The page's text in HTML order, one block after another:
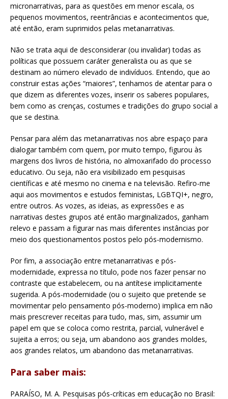
micronarrativas, para as questões em menor escala, os
pequenos movimentos, reentrâncias e acontecimentos que,
até então, eram suprimidos pelas metanarrativas.
Não se trata aqui de desconsiderar (ou invalidar) todas as
políticas que possuem caráter generalista ou as que se
destinam ao número elevado de indivíduos. Entendo, que ao
construir estas ações “maiores”, tenhamos de atentar para o
que dizem as diferentes vozes, inserir os saberes populares,
bem como as crenças, costumes e tradições do grupo social a
que se destina.
Pensar para além das metanarrativas nos abre espaço para
dialogar também com quem, por muito tempo, figurou às
margens dos livros de história, no almoxarifado do processo
educativo. Ou seja, não era visibilizado em pesquisas
científicas e até mesmo no cinema e na televisão. Refiro-me
aqui aos movimentos e estudos feministas, LGBTQI+, negro,
entre outros. As vozes, as ideias, as expressões e as
narrativas destes grupos até então marginalizados, ganham
relevo e passam a figurar nas mais diferentes instâncias por
meio dos questionamentos postos pelo pós-modernismo.
Por fim, a associação entre metanarrativas e pós-
modernidade, expressa no título, pode nos fazer pensar no
contraste que estabelecem, ou na antítese implicitamente
sugerida. A pós-modernidade (ou o sujeito que pretende se
movimentar pelo pensamento pós-moderno) implica em não
mais prescrever receitas para tudo, mas, sim, assumir um
papel em que se coloca como restrita, parcial, vulnerável e
sujeita a erros; ou seja, um abandono aos grandes moldes,
aos grandes relatos, um abandono das metanarrativas.
Para saber mais:
PARAÍSO, M. A. Pesquisas pós-críticas em educação no Brasil: